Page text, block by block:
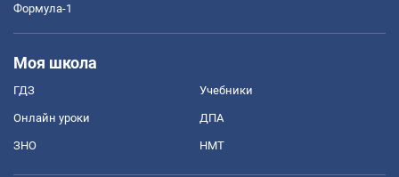
Формула-1
Моя школа
ГДЗ Учебники
Онлайн уроки ДПА
ЗНО НМТ